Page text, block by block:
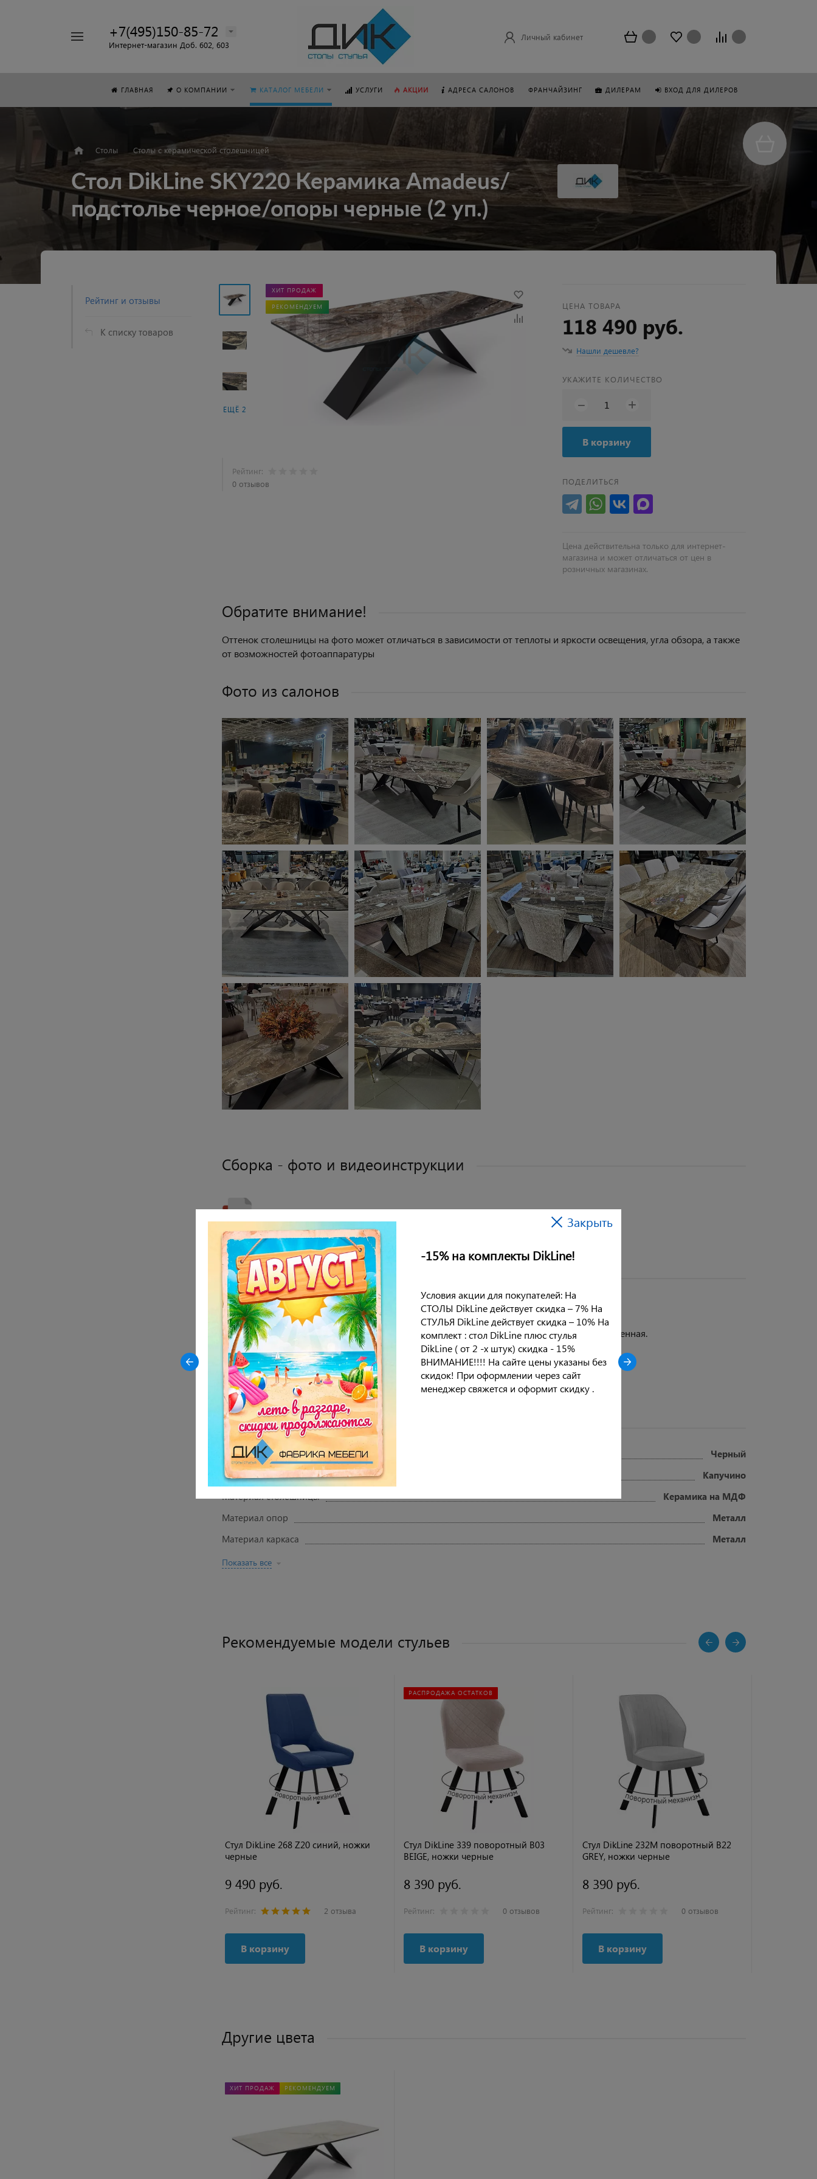
+7(495)150-85-72
Интернет-магазин Доб. 602, 603
Личный кабинет
ГЛАВНАЯ О КОМПАНИИ КАТАЛОГ МЕБЕЛИ УСЛУГИ АКЦИИ АДРЕСА САЛОНОВ ФРАНЧАЙЗИНГ ДИЛЕРАМ ВХОД ДЛЯ ДИЛЕРОВ
Столы Столы с керамической столешницей
Стол DikLine SKY220 Керамика Amadeus/
подстолье черное/опоры черные (2 уп.)
Рейтинг и отзывы
К списку товаров
ЕЩЁ 2
ХИТ ПРОДАЖ
РЕКОМЕНДУЕМ
Рейтинг:
0 отзывов
ЦЕНА ТОВАРА
118 490 руб.
Нашли дешевле?
УКАЖИТЕ КОЛИЧЕСТВО
− +
В корзину
ПОДЕЛИТЬСЯ
Цена действительна только для интернет-
магазина и может отличаться от цен в
розничных магазинах.
Обратите внимание!
Оттенок столешницы на фото может отличаться в зависимости от теплоты и яркости освещения, угла обзора, а также
от возможностей фотоаппаратуры
Фото из салонов
Сборка - фото и видеоинструкции
Скачать инструкцию
Подробная информация
Стол с керамической столешницей .
Данная модель очень устойчива благодаря конструкции опор.
Столешница выполнена: керамика (6 мм) глянец + МДФ 16 мм. Рама металлическая, крашенная.
Подстолье: опоры металлические. Стол не раскладной.
Габариты: 220х110 см, высота 77 см.
Вес стола 160 кг.
Гарантия 18 месяцев.
Характеристики
Цвет опор
Черный
Цвет столешницы
Капучино
Материал столешницы
Керамика на МДФ
Материал опор
Металл
Материал каркаса
Металл
Показать все
Рекомендуемые модели стульев
Стул DikLine 268 Z20 синий, ножки
черные
9 490 руб.
Рейтинг: 2 отзыва
В корзину
РАСПРОДАЖА ОСТАТКОВ
Стул DikLine 339 поворотный B03
BEIGE, ножки черные
8 390 руб.
Рейтинг: 0 отзывов
В корзину
Стул DikLine 232M поворотный B22
GREY, ножки черные
8 390 руб.
Рейтинг: 0 отзывов
В корзину
Другие цвета
ХИТ ПРОДАЖ РЕКОМЕНДУЕМ
Закрыть
-15% на комплекты DikLine!
Условия акции для покупателей: На
СТОЛЫ DikLine действует скидка – 7% На
СТУЛЬЯ DikLine действует скидка – 10% На
комплект : стол DikLine плюс стулья
DikLine ( от 2 -х штук) скидка - 15%
ВНИМАНИЕ!!!! На сайте цены указаны без
скидок! При оформлении через сайт
менеджер свяжется и оформит скидку .